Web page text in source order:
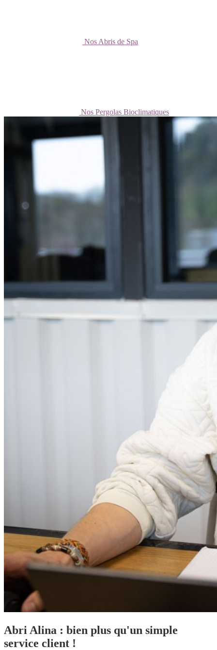
Nos Abris de Spa
Nos Pergolas Bioclimatiques
Abri Alina : bien plus qu'un simple
service client !